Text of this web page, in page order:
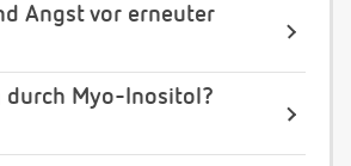
Angst vor erneuter
durch Myo-Inositol?